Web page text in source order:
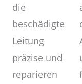
die
beschädigte
Leitung
präzise und
reparieren